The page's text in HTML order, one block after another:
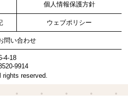
個人情報保護方針
ウェブポリシー
問い合わせ
4-18
9914
rights reserved.